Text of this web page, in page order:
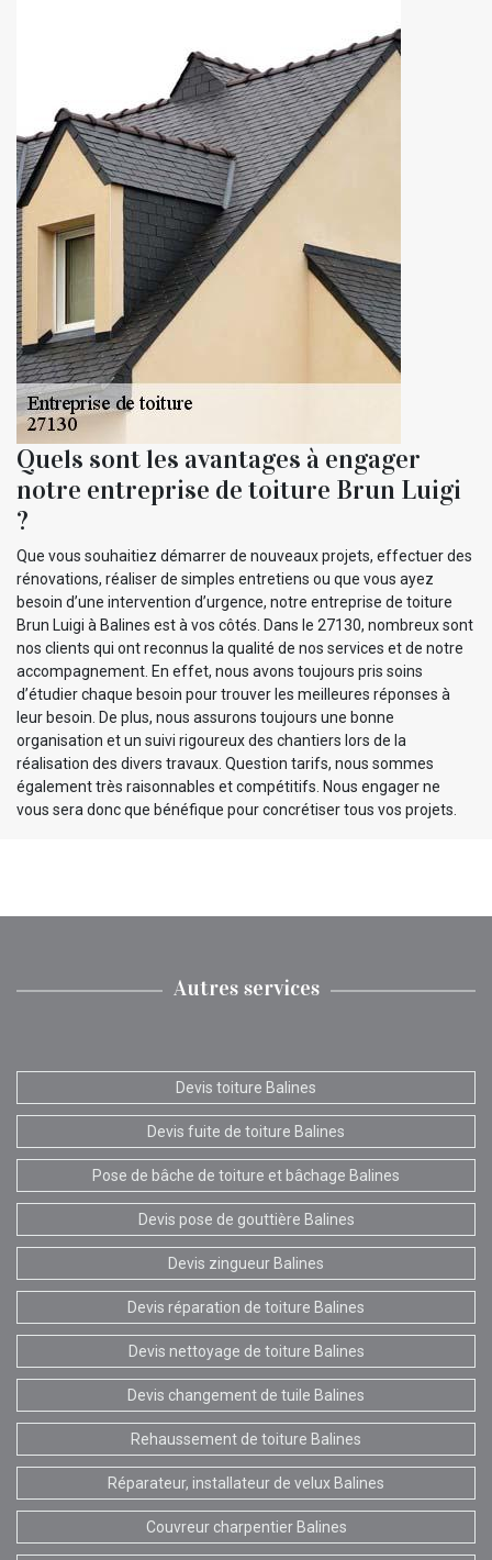
Quels sont les avantages à engager
notre entreprise de toiture Brun Luigi
?
Que vous souhaitiez démarrer de nouveaux projets, effectuer des
rénovations, réaliser de simples entretiens ou que vous ayez
besoin d’une intervention d’urgence, notre entreprise de toiture
Brun Luigi à Balines est à vos côtés. Dans le 27130, nombreux sont
nos clients qui ont reconnus la qualité de nos services et de notre
accompagnement. En effet, nous avons toujours pris soins
d’étudier chaque besoin pour trouver les meilleures réponses à
leur besoin. De plus, nous assurons toujours une bonne
organisation et un suivi rigoureux des chantiers lors de la
réalisation des divers travaux. Question tarifs, nous sommes
également très raisonnables et compétitifs. Nous engager ne
vous sera donc que bénéfique pour concrétiser tous vos projets.
Autres services
Devis toiture Balines
Devis fuite de toiture Balines
Pose de bâche de toiture et bâchage Balines
Devis pose de gouttière Balines
Devis zingueur Balines
Devis réparation de toiture Balines
Devis nettoyage de toiture Balines
Devis changement de tuile Balines
Rehaussement de toiture Balines
Réparateur, installateur de velux Balines
Couvreur charpentier Balines